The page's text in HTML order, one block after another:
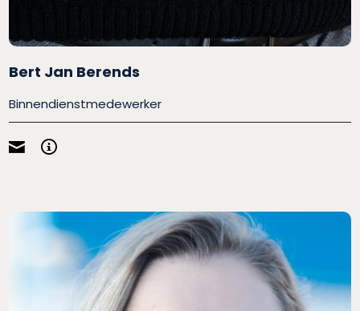
Bert Jan Berends
Binnendienstmedewerker